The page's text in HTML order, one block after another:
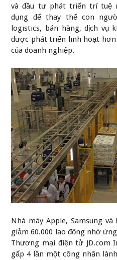
và đầu tư phát triển trí tuệ
dụng để thay thế con
logistics, bán hàng, dịch vụ
được phát triển linh hoạt hơn
của doanh nghiệp.
Nhà máy Apple, Samsung
giảm 60.000 lao động nhờ
Thương mại điện tử JD.com
gấp 4 lần một công nhân